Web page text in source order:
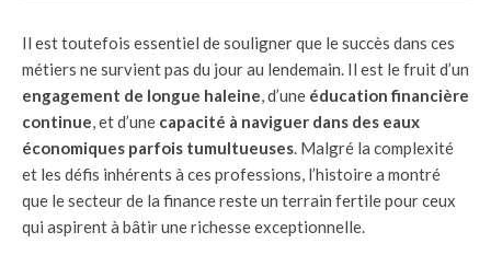
Il est toutefois essentiel de souligner que le succès dans ces
métiers ne survient pas du jour au lendemain. Il est le fruit d’un
engagement de longue haleine, d’une éducation financière
continue, et d’une capacité à naviguer dans des eaux
économiques parfois tumultueuses. Malgré la complexité
et les défis inhérents à ces professions, l’histoire a montré
que le secteur de la finance reste un terrain fertile pour ceux
qui aspirent à bâtir une richesse exceptionnelle.